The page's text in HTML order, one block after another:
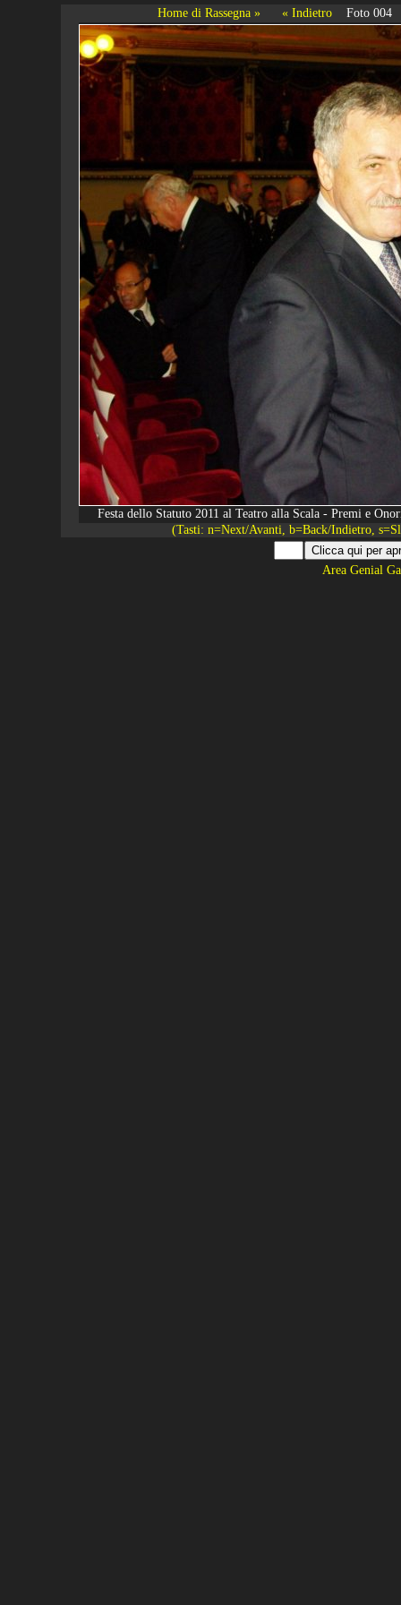
Home di Rassegna » « Indietro Foto 004
Festa dello Statuto 2011 al Teatro alla Scala - Premi e
(Tasti: n=Next/Avanti, b=Back/Indietro,
Area Genial